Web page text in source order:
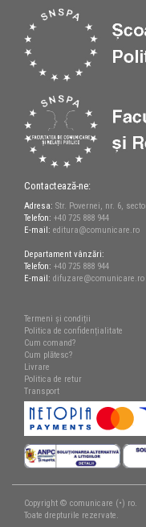
Contactează-ne:
Adresa: Str. Povernei, nr. 6,
Telefon: +40 725 888 944
E-mail: editura@comunicare.ro
Departament vânzări:
Telefon: +40 725 888 944
E-mail: difuzare@comunicare.ro
Termeni și condiții
Politica de confidențialitate
Cum comand?
Cum plătesc?
Livrare
Politica de retur
Transport
Copyright © comunicare (•) ro.
Toate drepturile rezervate.